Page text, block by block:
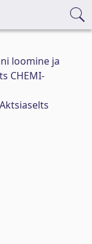
loomine ja
CHEMI-